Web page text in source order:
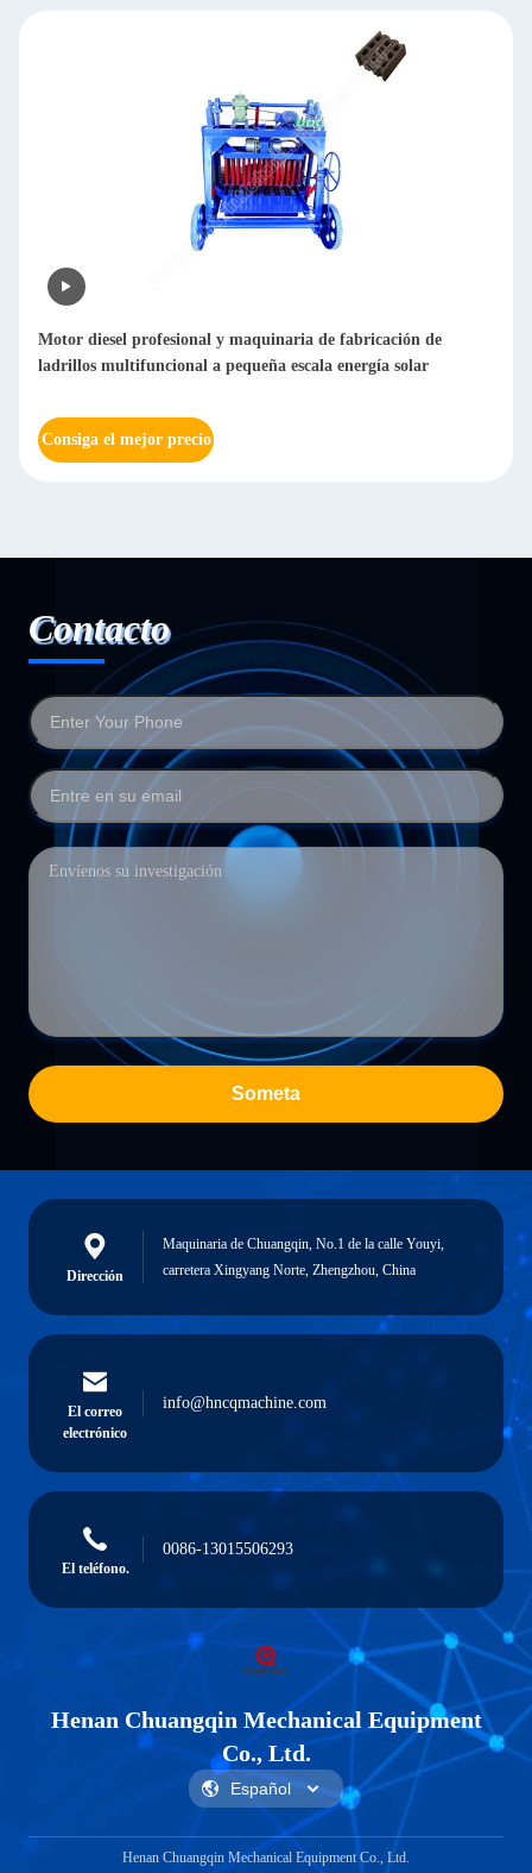
Máquina automática de pulido de chapa de metal de desbarro
lija pulido de chapa de acero inoxidable malla de pulido de
Consiga el mejor precio
Contacto
Someta
Dirección
Maquinaria de Chuangqin, No.1 de la calle Youyi,
carretera Xingyang Norte, Zhengzhou, China
El correo
electrónico
info@hncqmachine.com
El teléfono.
0086-13015506293
Henan Chuangqin Mechanical Equipment
Co., Ltd.
Henan Chuangqin Mechanical Equipment Co., Ltd.